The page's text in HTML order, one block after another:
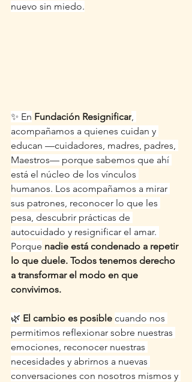
nuevo sin miedo.
✨ En Fundación Resignificar
acompañamos a quienes cuidan y
educan —cuidadores, madres, padres,
Maestros— porque sabemos que ahí
está el núcleo de los vínculos
humanos. Los acompañamos a mirar
sus patrones, reconocer lo que les
pesa, descubrir prácticas de
autocuidado y resignificar el amar.
Porque nadie está condenado a repetir
lo que duele. Todos tenemos derecho
a transformar el modo en que
convivimos.
🌿 El cambio es posible cuando nos
permitimos reflexionar sobre nuestras
emociones, reconocer nuestras
necesidades y abrirnos a nuevas
conversaciones con nosotros mismos y